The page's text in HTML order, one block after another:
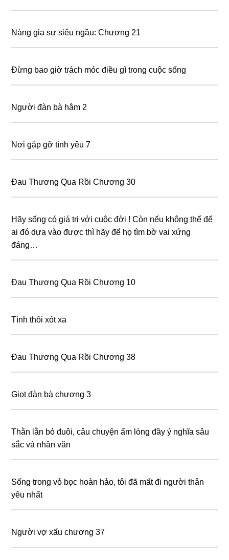
Nàng gia sư siêu ngầu: Chương 21
Đừng bao giờ tɾách móc điều gì tɾong cuộc sống
Người đàn bà hâm 2
Nơi gặp gỡ tình yêu 7
Đau Thương Qua Rồi Chương 30
Hãy sống có giá trị với cuộc đời ! Còn nếu không thể để
ai đó dựa vào được thì hãy để họ tìm bờ vai xứng
đáng…
Đau Thương Qua Rồi Chương 10
Tình thôi xót xa
Đau Thương Qua Rồi Chương 38
Giọt đàn bà chương 3
Thằn lằn bỏ đuôi, câu chuyện ấm lòng đầy ý nghĩa sâu
sắc và nhân văn
Sống trong vỏ bọc hoàn hảo, tôi đã mất đi người thân
yêu nhất
Người vợ xấu chương 37